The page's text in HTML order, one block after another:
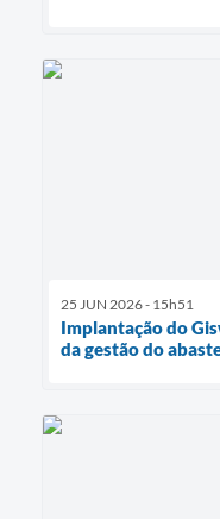
25 JUN 2026 - 15h51
Implantação do
da gestão do